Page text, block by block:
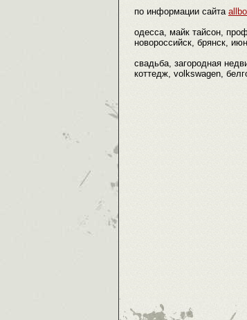
по информации сайта
одесса, майк тайсон,
новороссийск, брянск,
свадьба, загородная
коттедж, volkswagen,